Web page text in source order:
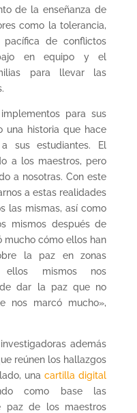
de la enseñanza de
como la tolerancia,
de conflictos
en equipo y el
para llevar las
para sus
una historia que hace
sus estudiantes. El
a los maestros, pero
a nosotras. Con este
a estas realidades
las mismas, así como
mismos después de
mucho cómo ellos han
la paz en zonas
ellos mismos nos
dar la paz que no
nos marcó mucho»,
además
reúnen los hallazgos
una cartilla digital
como base las
paz de los maestros